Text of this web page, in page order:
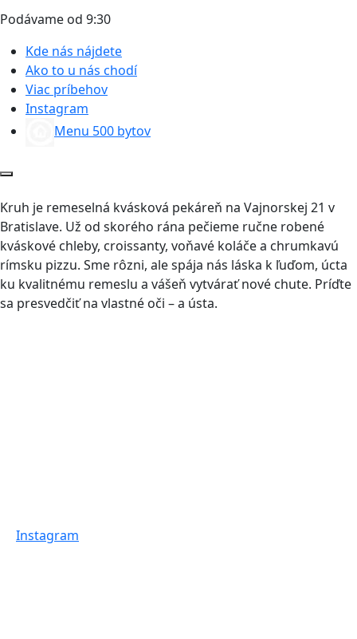
Podávame od 9:30
Kde nás nájdete
Ako to u nás chodí
Viac príbehov
Instagram
Menu 500 bytov
Kruh je remeselná kvásková pekáreň na Vajnorskej 21 v
Bratislave. Už od skorého rána pečieme ručne robené
kváskové chleby, croissanty, voňavé koláče a chrumkavú
rímsku pizzu. Sme rôzni, ale spája nás láska k ľuďom, úcta
ku kvalitnému remeslu a vášeň vytvárať nové chute. Príďte
sa presvedčiť na vlastné oči –a ústa.
Instagram